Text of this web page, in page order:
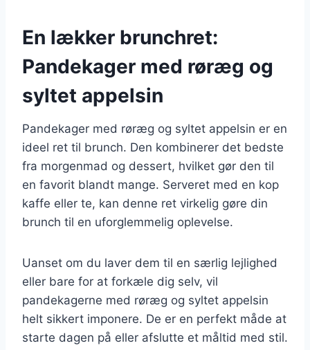
En lækker brunchret:
Pandekager med røræg og
syltet appelsin
Pandekager med røræg og syltet appelsin er en
ideel ret til brunch. Den kombinerer det bedste
fra morgenmad og dessert, hvilket gør den til
en favorit blandt mange. Serveret med en kop
kaffe eller te, kan denne ret virkelig gøre din
brunch til en uforglemmelig oplevelse.
Uanset om du laver dem til en særlig lejlighed
eller bare for at forkæle dig selv, vil
pandekagerne med røræg og syltet appelsin
helt sikkert imponere. De er en perfekt måde at
starte dagen på eller afslutte et måltid med stil.